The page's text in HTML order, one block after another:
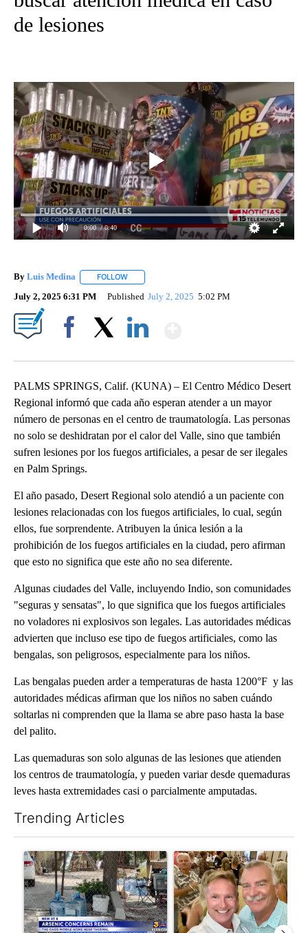
de lesiones
0:00 / 0:40
By Luis Medina FOLLOW
July 2, 2025 6:31 PM Published July 2, 2025 5:02 PM
PALMS SPRINGS, Calif. (KUNA) – El Centro Médico Desert
Regional informó que cada año esperan atender a un mayor
número de personas en el centro de traumatología. Las personas
no solo se deshidratan por el calor del Valle, sino que también
sufren lesiones por los fuegos artificiales, a pesar de ser ilegales
en Palm Springs.
El año pasado, Desert Regional solo atendió a un paciente con
lesiones relacionadas con los fuegos artificiales, lo cual, según
ellos, fue sorprendente. Atribuyen la única lesión a la
prohibición de los fuegos artificiales en la ciudad, pero afirman
que esto no significa que este año no sea diferente.
Algunas ciudades del Valle, incluyendo Indio, son comunidades
"seguras y sensatas", lo que significa que los fuegos artificiales
no voladores ni explosivos son legales. Las autoridades médicas
advierten que incluso ese tipo de fuegos artificiales, como las
bengalas, son peligrosos, especialmente para los niños.
Las bengalas pueden arder a temperaturas de hasta 1200°F y las
autoridades médicas afirman que los niños no saben cuándo
soltarlas ni comprenden que la llama se abre paso hasta la base
del palito.
Las quemaduras son solo algunas de las lesiones que atienden
los centros de traumatología, y pueden variar desde quemaduras
leves hasta extremidades casi o parcialmente amputadas.
Trending Articles
A trending article titled "Arsenic concerns remain at troubled
A trending article titled